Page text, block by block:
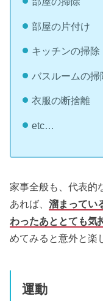
部屋の片付け
キッチンの掃除
バスルームの掃
衣服の断捨離
etc…
家事全般も、代表的
あれば、溜まってい
わったあととても気
めてみると意外と楽
運動